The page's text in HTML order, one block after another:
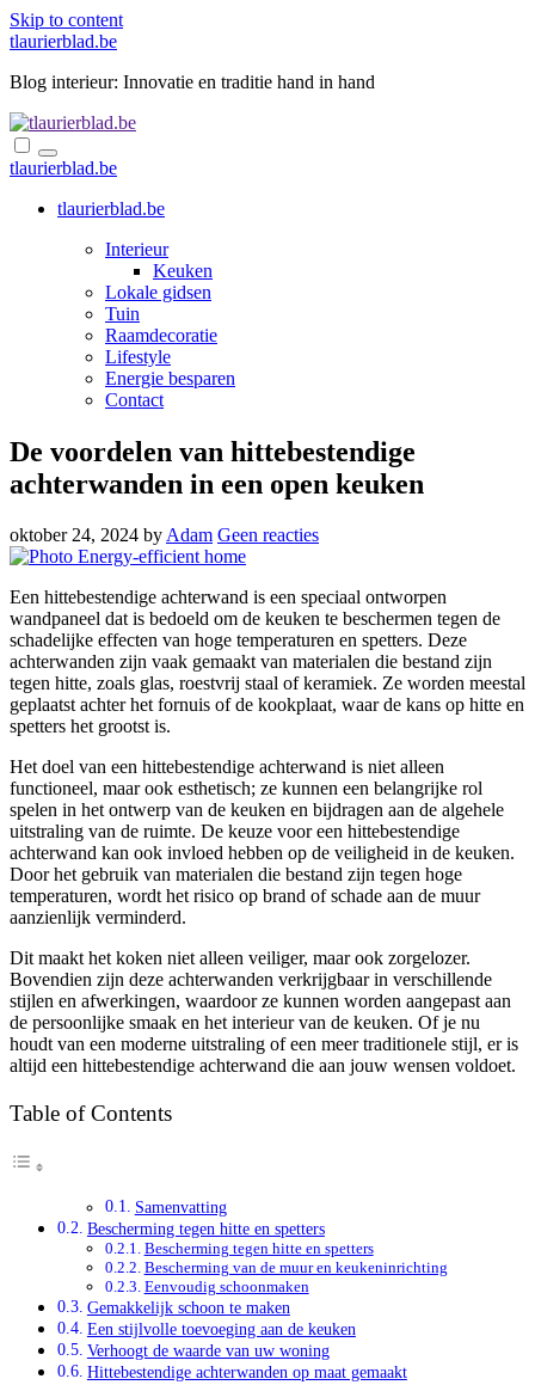
Skip to content
tlaurierblad.be
Blog interieur: Innovatie en traditie hand in hand
tlaurierblad.be
tlaurierblad.be
Interieur
Keuken
Lokale gidsen
Tuin
Raamdecoratie
Lifestyle
Energie besparen
Contact
De voordelen van hittebestendige
achterwanden in een open keuken
oktober 24, 2024 by Adam Geen reacties
Een hittebestendige achterwand is een speciaal ontworpen
wandpaneel dat is bedoeld om de keuken te beschermen tegen de
schadelijke effecten van hoge temperaturen en spetters. Deze
achterwanden zijn vaak gemaakt van materialen die bestand zijn
tegen hitte, zoals glas, roestvrij staal of keramiek. Ze worden meestal
geplaatst achter het fornuis of de kookplaat, waar de kans op hitte en
spetters het grootst is.
Het doel van een hittebestendige achterwand is niet alleen
functioneel, maar ook esthetisch; ze kunnen een belangrijke rol
spelen in het ontwerp van de keuken en bijdragen aan de algehele
uitstraling van de ruimte. De keuze voor een hittebestendige
achterwand kan ook invloed hebben op de veiligheid in de keuken.
Door het gebruik van materialen die bestand zijn tegen hoge
temperaturen, wordt het risico op brand of schade aan de muur
aanzienlijk verminderd.
Dit maakt het koken niet alleen veiliger, maar ook zorgelozer.
Bovendien zijn deze achterwanden verkrijgbaar in verschillende
stijlen en afwerkingen, waardoor ze kunnen worden aangepast aan
de persoonlijke smaak en het interieur van de keuken. Of je nu
houdt van een moderne uitstraling of een meer traditionele stijl, er is
altijd een hittebestendige achterwand die aan jouw wensen voldoet.
Table of Contents
Samenvatting
Bescherming tegen hitte en spetters
Bescherming tegen hitte en spetters
Bescherming van de muur en keukeninrichting
Eenvoudig schoonmaken
Gemakkelijk schoon te maken
Een stijlvolle toevoeging aan de keuken
Verhoogt de waarde van uw woning
Hittebestendige achterwanden op maat gemaakt